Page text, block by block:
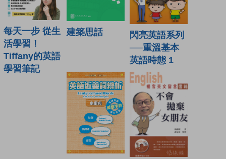
每天一步 從生
活學習！
Tiffany的英語
學習筆記
建築思話
閃亮英語系列
──重溫基本
英語時態 1